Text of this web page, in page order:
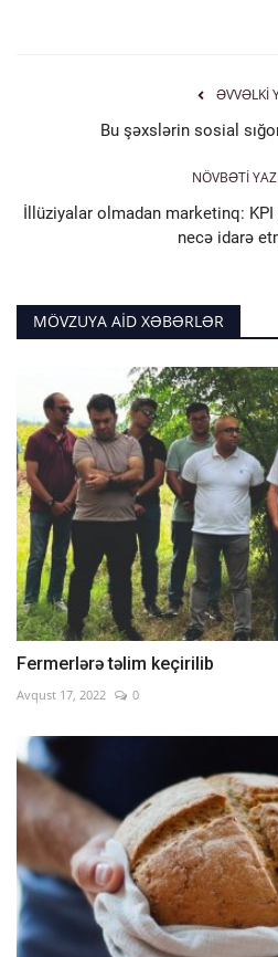
ƏVVƏLKI
Bu şəxslərin sosial
NÖVBƏTI
İllüziyalar olmadan marketinq:
necə idarə
MÖVZUYA AID XƏBƏRLƏR
Fermerlərə təlim keçirilib
Avqust 17, 2022 0